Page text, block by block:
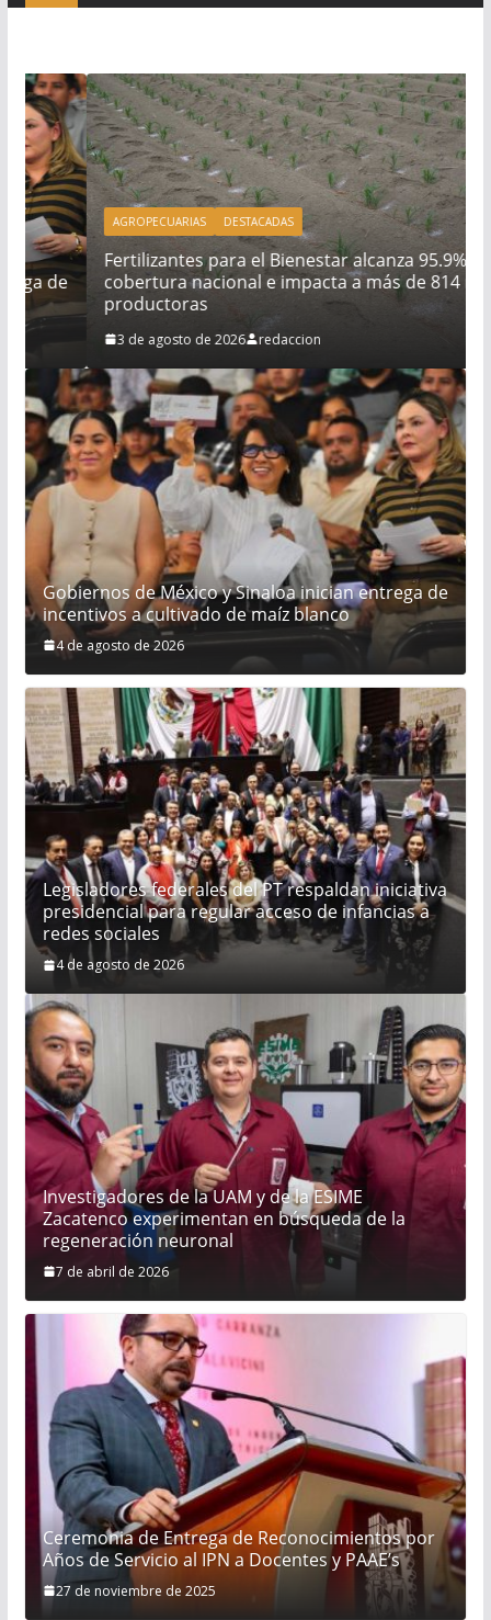
AGROPECUARIAS DESTACADAS
Fertilizantes para el Bienestar alcanza 95.9% de
cobertura nacional e impacta a más de 814 mil
productoras
3 de agosto de 2026 redaccion
Gobiernos de México y Sinaloa inician entrega de
incentivos a cultivado de maíz blanco
4 de agosto de 2026
Legisladores federales del PT respaldan iniciativa
presidencial para regular acceso de infancias a
redes sociales
4 de agosto de 2026
Investigadores de la UAM y de la ESIME
Zacatenco experimentan en búsqueda de la
regeneración neuronal
7 de abril de 2026
Ceremonia de Entrega de Reconocimientos por
Años de Servicio al IPN a Docentes y PAAE’s
27 de noviembre de 2025